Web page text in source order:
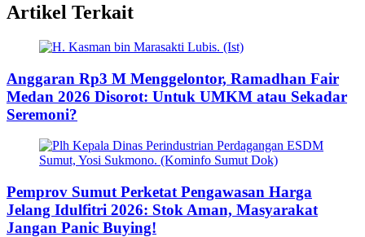
Artikel Terkait
Anggaran Rp3 M Menggelontor, Ramadhan Fair
Medan 2026 Disorot: Untuk UMKM atau Sekadar
Seremoni?
Pemprov Sumut Perketat Pengawasan Harga
Jelang Idulfitri 2026: Stok Aman, Masyarakat
Jangan Panic Buying!